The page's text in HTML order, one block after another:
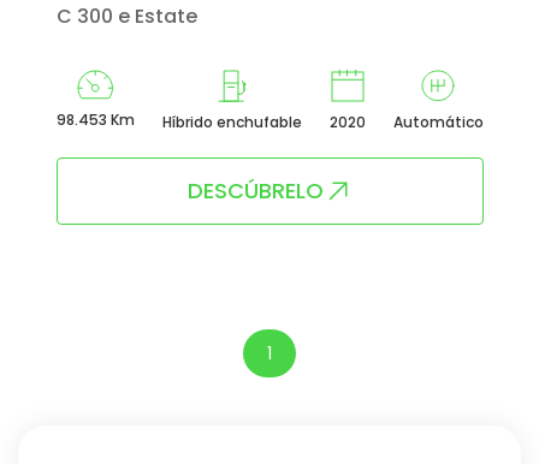
C 300 e Estate
98.453 Km Híbrido enchufable 2020 Automático
DESCÚBRELO
1